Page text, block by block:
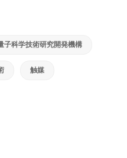
子科学技術研究開発機構
触媒